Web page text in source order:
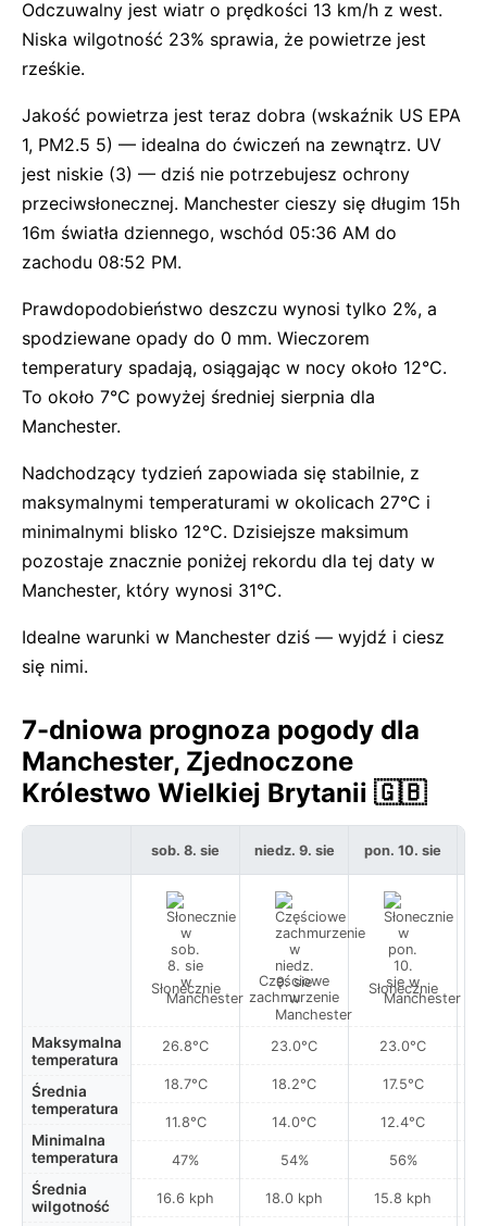
Odczuwalny jest wiatr o prędkości 13 km/h z west.
Niska wilgotność 23% sprawia, że powietrze jest
rześkie.
Jakość powietrza jest teraz dobra (wskaźnik US EPA
1, PM2.5 5) — idealna do ćwiczeń na zewnątrz. UV
jest niskie (3) — dziś nie potrzebujesz ochrony
przeciwsłonecznej. Manchester cieszy się długim 15h
16m światła dziennego, wschód 05:36 AM do
zachodu 08:52 PM.
Prawdopodobieństwo deszczu wynosi tylko 2%, a
spodziewane opady do 0 mm. Wieczorem
temperatury spadają, osiągając w nocy około 12°C.
To około 7°C powyżej średniej sierpnia dla
Manchester.
Nadchodzący tydzień zapowiada się stabilnie, z
maksymalnymi temperaturami w okolicach 27°C i
minimalnymi blisko 12°C. Dzisiejsze maksimum
pozostaje znacznie poniżej rekordu dla tej daty w
Manchester, który wynosi 31°C.
Idealne warunki w Manchester dziś — wyjdź i ciesz
się nimi.
7-dniowa prognoza pogody dla
Manchester, Zjednoczone
Królestwo Wielkiej Brytanii 🇬🇧
Maksymalna
temperatura
Średnia
temperatura
Minimalna
temperatura
Średnia
wilgotność
sob. 8. sie
Słonecznie
26.8°C
18.7°C
11.8°C
47%
16.6 kph
niedz. 9. sie
Częściowe
zachmurzenie
23.0°C
18.2°C
14.0°C
54%
18.0 kph
pon. 10. sie
Słonecznie
23.0°C
17.5°C
12.4°C
56%
15.8 kph